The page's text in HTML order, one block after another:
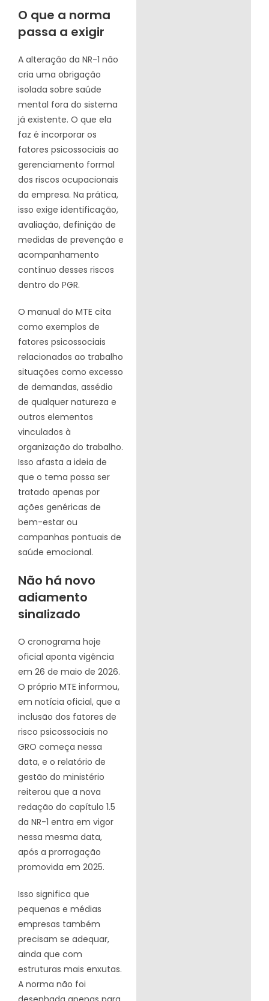
O que a norma
passa a exigir
A alteração da NR-1 não
cria uma obrigação
isolada sobre saúde
mental fora do sistema
já existente. O que ela
faz é incorporar os
fatores psicossociais ao
gerenciamento formal
dos riscos ocupacionais
da empresa. Na prática,
isso exige identificação,
avaliação, definição de
medidas de prevenção e
acompanhamento
contínuo desses riscos
dentro do PGR.
O manual do MTE cita
como exemplos de
fatores psicossociais
relacionados ao trabalho
situações como excesso
de demandas, assédio
de qualquer natureza e
outros elementos
vinculados à
organização do trabalho.
Isso afasta a ideia de
que o tema possa ser
tratado apenas por
ações genéricas de
bem-estar ou
campanhas pontuais de
saúde emocional.
Não há novo
adiamento
sinalizado
O cronograma hoje
oficial aponta vigência
em 26 de maio de 2026.
O próprio MTE informou,
em notícia oficial, que a
inclusão dos fatores de
risco psicossociais no
GRO começa nessa
data, e o relatório de
gestão do ministério
reiterou que a nova
redação do capítulo 1.5
da NR-1 entra em vigor
nessa mesma data,
após a prorrogação
promovida em 2025.
Isso significa que
pequenas e médias
empresas também
precisam se adequar,
ainda que com
estruturas mais enxutas.
A norma não foi